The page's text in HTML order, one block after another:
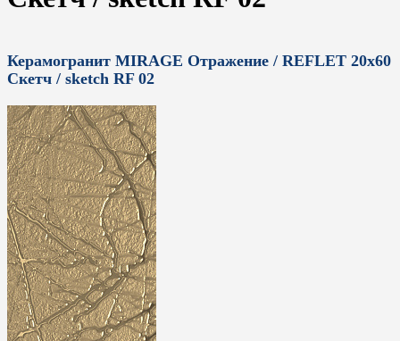
Керамогранит MIRAGE Отражение / REFLET 20x60
Скетч / sketch RF 02